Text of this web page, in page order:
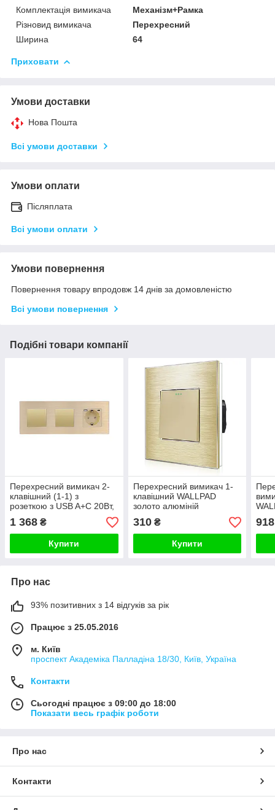
Комплектація вимикача
Механізм+Рамка
Різновид вимикача
Перехресний
Ширина
64
Приховати
Умови доставки
Нова Пошта
Всі умови доставки
Умови оплати
Післяплата
Всі умови оплати
Умови повернення
Повернення товару впродовж 14 днів за домовленістю
Всі умови повернення
Подібні товари компанії
Перехресний вимикач 2-
клавішний (1-1) з
розеткою з USB A+C 20Вт,
заземлення, WALLPAD
золото алюміній
1 368 ₴
Купити
Перехресний вимикач 1-
клавішний WALLPAD
золото алюміній
310₴
Купити
918
Про нас
93% позитивних з 14 відгуків за рік
Працює з 25.05.2016
м. Київ
проспект Академіка Палладіна 18/30, Київ, Україна
Контакти
Сьогодні працює з 09:00 до 18:00
Показати весь графік роботи
Про нас
Контакти